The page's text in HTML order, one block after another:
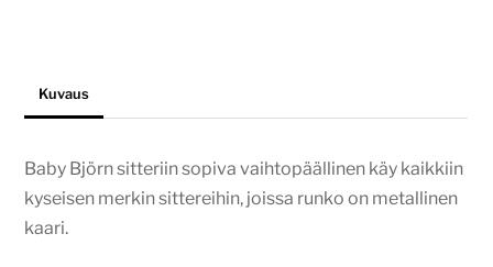
Kuvaus
Baby Björn sitteriin sopiva vaihtopäällinen käy kaikkiin
kyseisen merkin sittereihin, joissa runko on metallinen
kaari.